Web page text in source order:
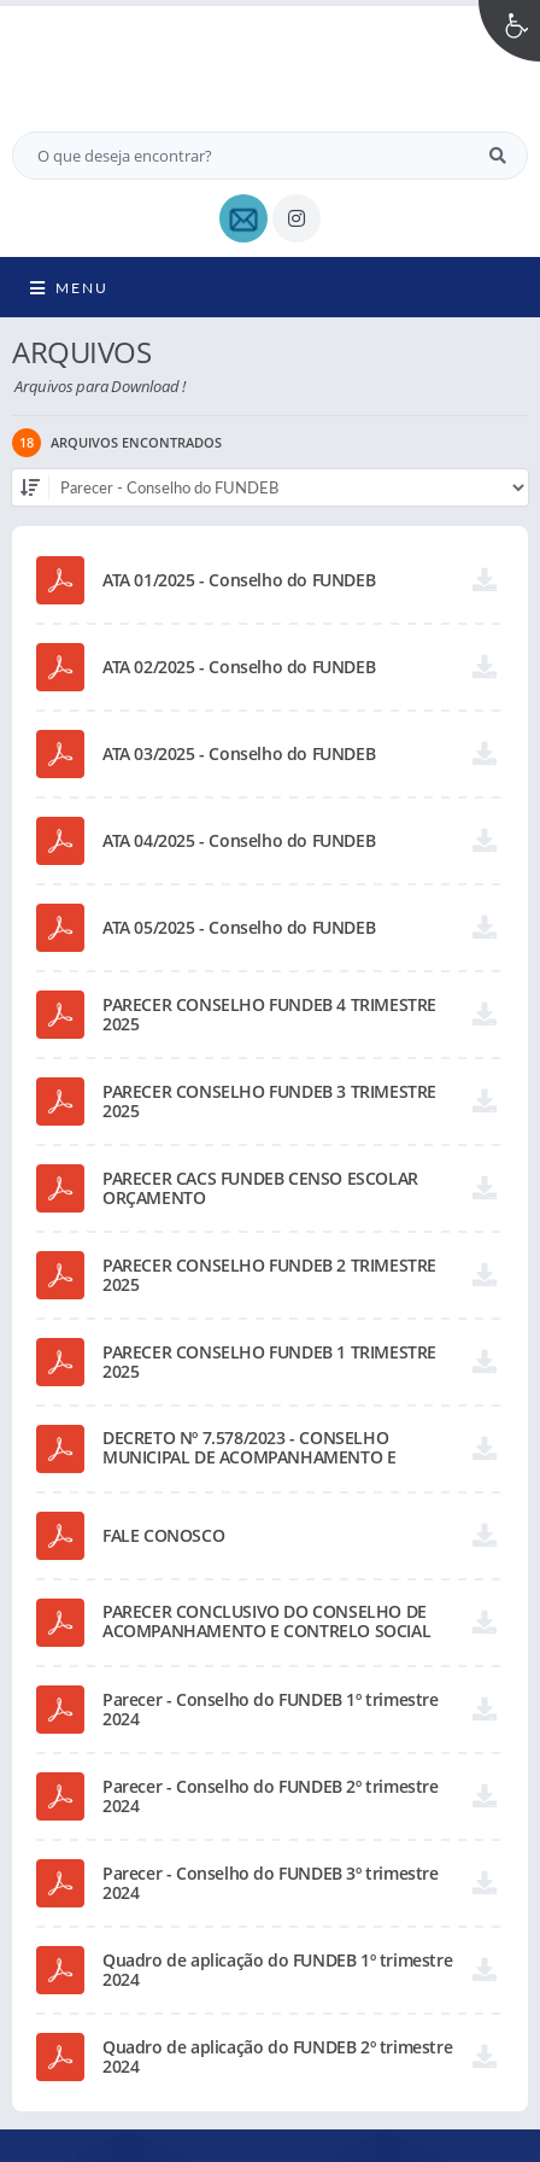
MENU
ARQUIVOS
Arquivos para Download !
18 ARQUIVOS ENCONTRADOS
ATA 01/2025 - Conselho do FUNDEB
ATA 02/2025 - Conselho do FUNDEB
ATA 03/2025 - Conselho do FUNDEB
ATA 04/2025 - Conselho do FUNDEB
ATA 05/2025 - Conselho do FUNDEB
PARECER CONSELHO FUNDEB 4 TRIMESTRE
2025
PARECER CONSELHO FUNDEB 3 TRIMESTRE
2025
PARECER CACS FUNDEB CENSO ESCOLAR
ORÇAMENTO
PARECER CONSELHO FUNDEB 2 TRIMESTRE
2025
PARECER CONSELHO FUNDEB 1 TRIMESTRE
2025
DECRETO Nº 7.578/2023 - CONSELHO
MUNICIPAL DE ACOMPANHAMENTO E
FALE CONOSCO
PARECER CONCLUSIVO DO CONSELHO DE
ACOMPANHAMENTO E CONTRELO SOCIAL
Parecer - Conselho do FUNDEB 1º trimestre
2024
Parecer - Conselho do FUNDEB 2º trimestre
2024
Parecer - Conselho do FUNDEB 3º trimestre
2024
Quadro de aplicação do FUNDEB 1º trimestre
2024
Quadro de aplicação do FUNDEB 2º trimestre
2024